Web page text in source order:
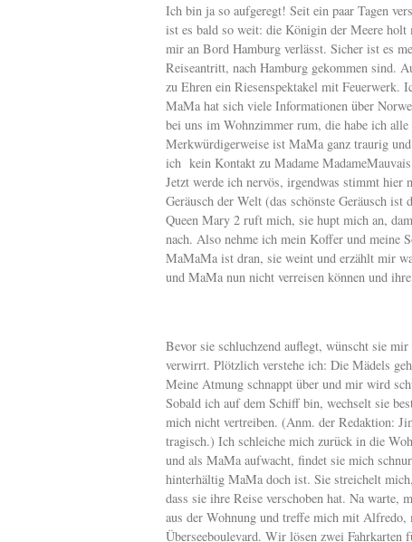
Ich bin ja so aufgeregt! Seit ein paar Tagen
ist es bald so weit: die Königin der Meere
mir an Bord Hamburg verlässt. Sicher ist es
Reiseantritt, nach Hamburg gekommen sind.
zu Ehren ein Riesenspektakel mit Feuerwerk.
MaMa hat sich viele Informationen über
bei uns im Wohnzimmer rum, die habe ich
Merkwürdigerweise ist MaMa ganz traurig
ich kein Kontakt zu Madame
Jetzt werde ich nervös, irgendwas stimmt hier
Geräusch der Welt (das schönste Geräusch
Queen Mary 2 ruft mich, sie hupt mich an,
nach. Also nehme ich mein Koffer und meine
MaMaMa ist dran, sie weint und erzählt mir
und MaMa nun nicht verreisen können und
Bevor sie schluchzend auflegt, wünscht sie
verwirrt. Plötzlich verstehe ich: Die Mädels
Meine Atmung schnappt über und mir wird
Sobald ich auf dem Schiff bin, wechselt sie
mich nicht vertreiben. (Anm. der Redaktion:
tragisch.) Ich schleiche mich zurück in die
und als MaMa aufwacht, findet sie mich
hinterhältig MaMa doch ist. Sie streichelt
dass sie ihre Reise verschoben hat. Na warte,
aus der Wohnung und treffe mich mit Alfredo,
Überseeboulevard. Wir lösen zwei Fahrkarten